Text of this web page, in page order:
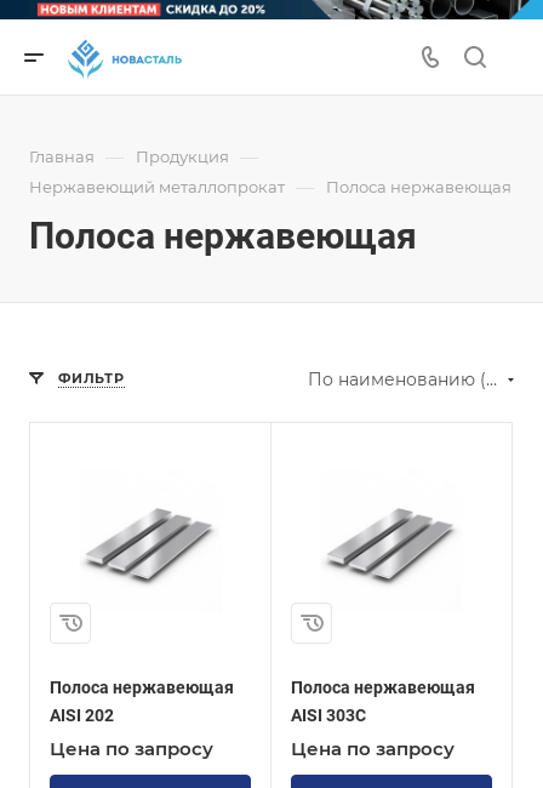
Главная — Продукция —
Нержавеющий металлопрокат — Полоса нержавеющая
Полоса нержавеющая
ФИЛЬТР По наименованию (А-Я)
Полоса нержавеющая
AISI 202
Цена по запросу
Полоса нержавеющая
AISI 303C
Цена по запросу